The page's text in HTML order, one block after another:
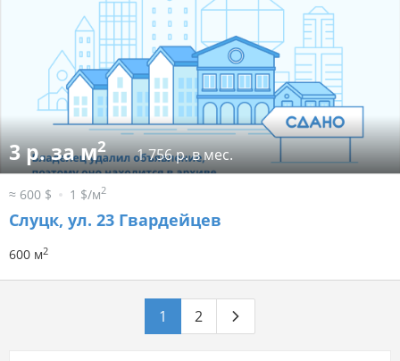
3 р. за м2 1 756 р. в мес.
≈ 600 $ 1 $/м2
Слуцк, ул. 23 Гвардейцев
600 м2
1 2